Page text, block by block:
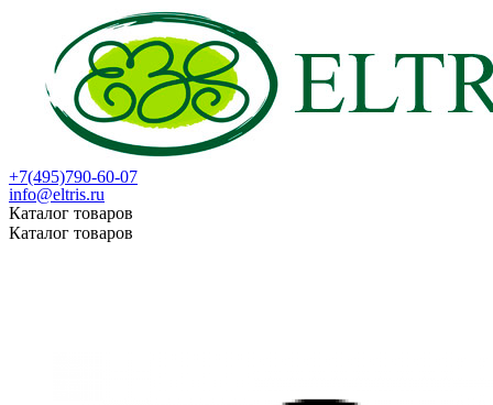
+7(495)790-60-07
info@eltris.ru
Каталог товаров
Каталог товаров